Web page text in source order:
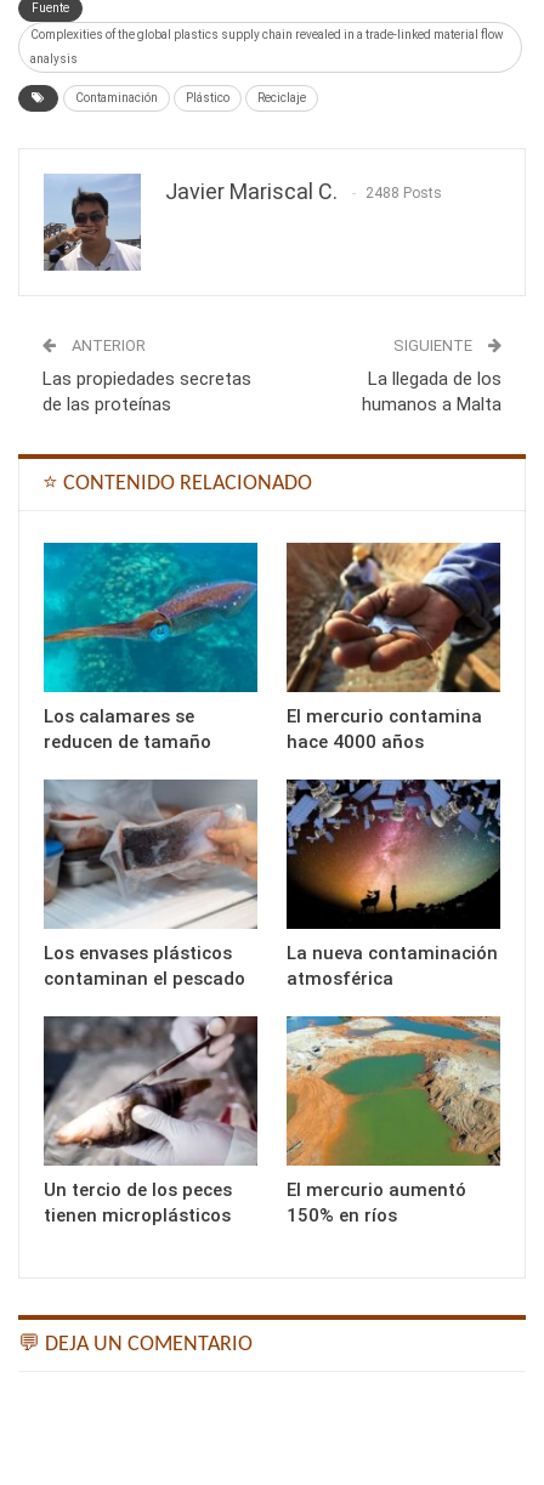
Fuente
Complexities of the global plastics supply chain revealed in a trade-linked material flow
analysis
Contaminación Plástico Reciclaje
Javier Mariscal C. 2488 Posts
ANTERIOR
Las propiedades secretas
de las proteínas
SIGUIENTE
La llegada de los
humanos a Malta
⭐ CONTENIDO RELACIONADO
Los calamares se
reducen de tamaño
El mercurio contamina
hace 4000 años
Los envases plásticos
contaminan el pescado
La nueva contaminación
atmosférica
Un tercio de los peces
tienen microplásticos
El mercurio aumentó
150% en ríos
💬 DEJA UN COMENTARIO